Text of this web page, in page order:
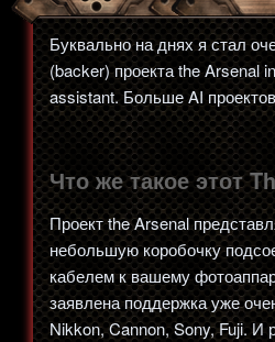
Буквально на днях я стал
(backer) проекта the Arsenal
assistant. Больше AI
Что же такое этот
Проект the Arsenal
небольшую коробочку
кабелем к вашему
заявлена поддержка уже
Nikkon, Cannon, Sony, Fuji. И